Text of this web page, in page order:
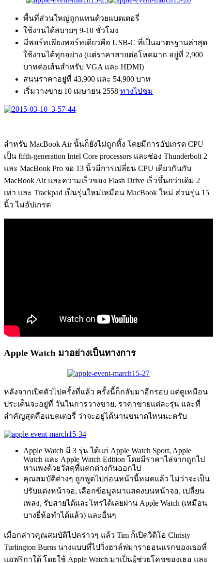
พื้นที่ส่วนใหญ่ถูกแทนด้วยแบตเตอรี่
ใช้งานได้สบายๆ 9-10 ชั่วโมง
มีพอร์ทเพียงพอร์ทเดียวคือ USB-C ที่เป็นมาตรฐานล่าสุด
ใช้งานได้ทุกอย่าง (แต่ราคาสายต่อโหดมาก อยู่ที่ 2,900
บาทต่อเส้นสำหรับ VGA และ HDMI)
สนนราคาอยู่ที่ 43,900 และ 54,900 บาท
เริ่มวางขาย 10 เมษายน 2558 ทางไปชม
สำหรับ MacBook Air นั้นก็ยังไม่ถูกทิ้ง โดยมีการอัปเกรด CPU
เป็น fifth-generation Intel Core processors และช่อง Thunderbolt 2
และ MacBook Pro จอ 13 นิ้วมีการเปลี่ยน CPU เดียวกันกับ
MacBook Air และความเร็วของ Flash Drive เร็วขึ้นกว่าเดิม 2
เท่า และ Trackpad เป็นรุ่นใหม่เหมือน MacBook ใหม่ ส่วนรุ่น 15
นิ้ว ไม่อัปเกรด
Apple Watch มาอย่างเป็นทางการ
หลังจากเปิดตัวไปครั้งที่แล้ว ครั้งนี้ก็กลับมาอีกรอบ แต่ดูเหมือน
ประเด็นจะอยู่ที่ วันในการวางขาย, ราคาขายแต่ละรุ่น และที่
สำคัญสุดคือแบตเตอรี่ ว่าจะอยู่ได้นานขนาดไหนนะครับ
Apple Watch มี 3 รุ่น ได้แก่ Apple Watch Sport, Apple
Watch และ Apple Watch Edition โดยมีราคาไล่จากถูกไป
หาแพงด้วยวัสดุที่แตกต่างกันออกไป
คุณสมบัติต่างๆ ถูกพูดไปก่อนหน้านี้หมดแล้ว ไม่ว่าจะเป็น
ปรับแต่งหน้าจอ, เลือกข้อมูลมาแสดงบนหน้าจอ, เปลี่ยน
เพลง, รับสายได้และโทรได้เลยผ่าน Apple Watch (เหมือน
บางยี่ห้อทำได้แล้ว) และอื่นๆ
เมื่อกล่าวคุณสมบัติไปคร่าวๆ แล้ว Tim ก็เปิดวิดิโอ Christy
Turlington Burns นางแบบที่ไปวิ่งฮาล์ฟมาราธอนแรกของเธอที่
แอฟริกาใต้ โดยใช้ Apple Watch มาเป็นผู้ช่วยโคชของเธอ และ